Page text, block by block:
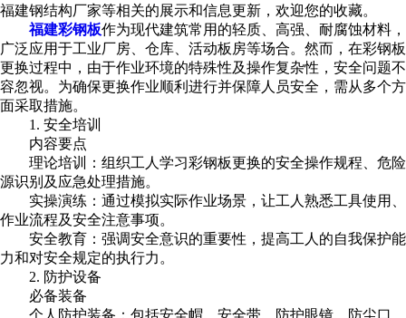
福建钢结构厂家等相关的展示和信息更新，欢迎您的收藏。
福建彩钢板作为现代建筑常用的轻质、高强、耐腐蚀材料，
广泛应用于工业厂房、仓库、活动板房等场合。然而，在彩钢板
更换过程中，由于作业环境的特殊性及操作复杂性，安全问题不
容忽视。为确保更换作业顺利进行并保障人员安全，需从多个方
面采取措施。
1. 安全培训
内容要点
理论培训：组织工人学习彩钢板更换的安全操作规程、危险
源识别及应急处理措施。
实操演练：通过模拟实际作业场景，让工人熟悉工具使用、
作业流程及安全注意事项。
安全教育：强调安全意识的重要性，提高工人的自我保护能
力和对安全规定的执行力。
2. 防护设备
必备装备
个人防护装备：包括安全帽、安全带、防护眼镜、防尘口